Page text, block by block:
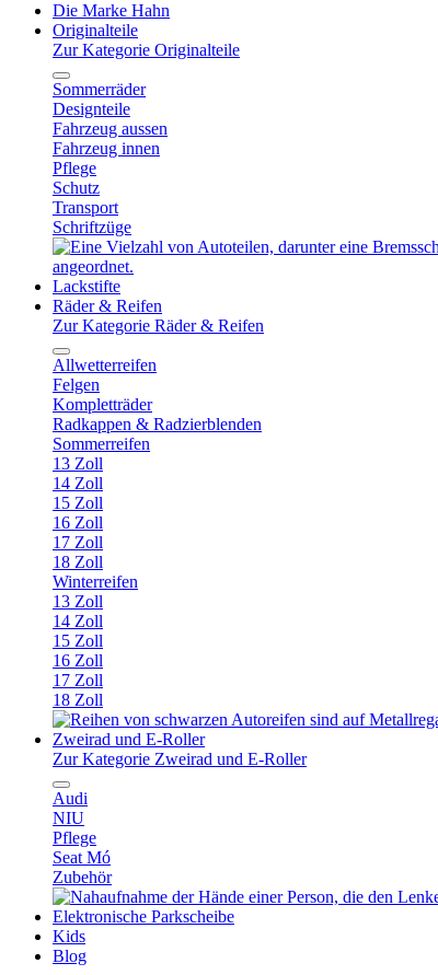
Die Marke Hahn
Originalteile
Zur Kategorie Originalteile
Sommerräder
Designteile
Fahrzeug aussen
Fahrzeug innen
Pflege
Schutz
Transport
Schriftzüge
Lackstifte
Räder & Reifen
Zur Kategorie Räder & Reifen
Allwetterreifen
Felgen
Kompletträder
Radkappen & Radzierblenden
Sommerreifen
13 Zoll
14 Zoll
15 Zoll
16 Zoll
17 Zoll
18 Zoll
Winterreifen
13 Zoll
14 Zoll
15 Zoll
16 Zoll
17 Zoll
18 Zoll
Zweirad und E-Roller
Zur Kategorie Zweirad und E-Roller
Audi
NIU
Pflege
Seat Mó
Zubehör
Elektronische Parkscheibe
Kids
Blog